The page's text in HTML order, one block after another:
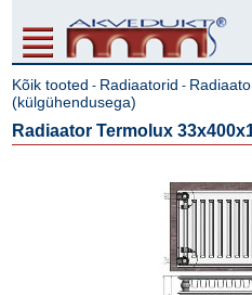
Kõik tooted - Radiaatorid -
(külgühendusega)
Radiaator Termolux